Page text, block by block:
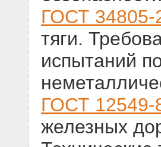
ГОСТ 34805-
тяги.
испытаний
ГОСТ 12549-
железных